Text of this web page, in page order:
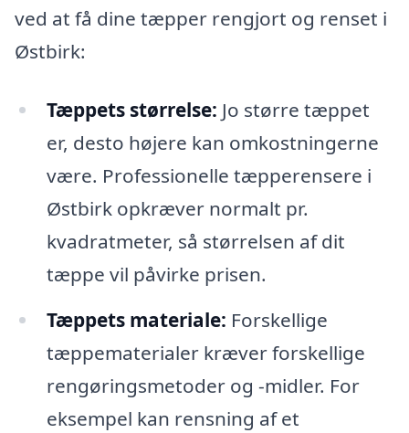
ved at få dine tæpper rengjort og renset i
Østbirk:
Tæppets størrelse: Jo større tæppet
er, desto højere kan omkostningerne
være. Professionelle tæpperensere i
Østbirk opkræver normalt pr.
kvadratmeter, så størrelsen af dit
tæppe vil påvirke prisen.
Tæppets materiale: Forskellige
tæppematerialer kræver forskellige
rengøringsmetoder og -midler. For
eksempel kan rensning af et